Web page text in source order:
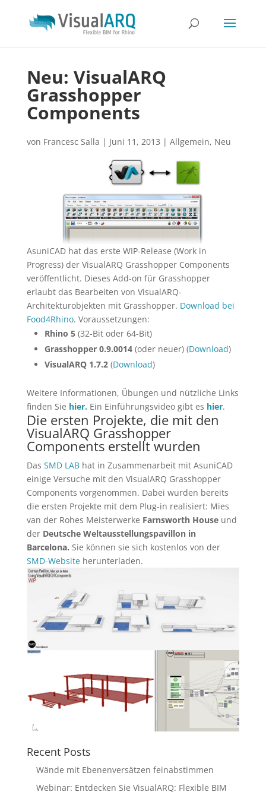
Neu: VisualARQ
Grasshopper
Components
von Francesc Salla | Juni 11, 2013 | Allgemein, Neu
AsuniCAD hat das erste WIP-Release (Work in
Progress) der VisualARQ Grasshopper Components
veröffentlicht. Dieses Add-on für Grasshopper
erlaubt das Bearbeiten von VisualARQ-
Architekturobjekten mit Grasshopper. Download bei
Food4Rhino. Voraussetzungen:
Rhino 5(32-Bit oder 64-Bit)
Grasshopper 0.9.0014 (oder neuer) (Download)
VisualARQ 1.7.2(Download)
Weitere Informationen, Übungen und nützliche Links
finden Sie hier.Ein Einführungsvideo gibt es hier.
Die ersten Projekte, die mit den
VisualARQ Grasshopper
Components erstellt wurden
Das SMD LABhat in Zusammenarbeit mit AsuniCAD
einige Versuche mit den VisualARQ Grasshopper
Components vorgenommen. Dabei wurden bereits
die ersten Projekte mit dem Plug-in realisiert: Mies
van der Rohes Meisterwerke Farnsworth Houseund
der Deutsche Weltausstellungspavillon in
Barcelona. Sie können sie sich kostenlos von der
SMD-Websiteherunterladen.
Recent Posts
Wände mit Ebenenversätzen feinabstimmen
Webinar: Entdecken Sie VisualARQ: Flexible BIM